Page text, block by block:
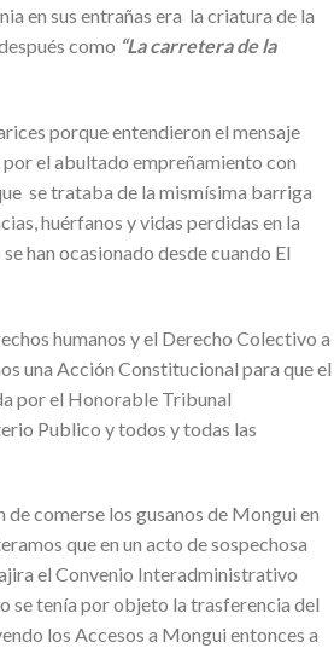
en sus entrañas era la criatura de la
como “La carretera de la
porque entendieron el mensaje
el abultado empreñamiento con
se trataba de la mismísima barriga
huérfanos y vidas perdidas en la
han ocasionado desde cuando El
humanos y el Derecho Colectivo a
una Acción Constitucional para que el
por el Honorable Tribunal
Publico y todos y todas las
comerse los gusanos de Mongui en
que en un acto de sospechosa
el Convenio Interadministrativo
se tenía por objeto la trasferencia del
los Accesos a Mongui entonces a